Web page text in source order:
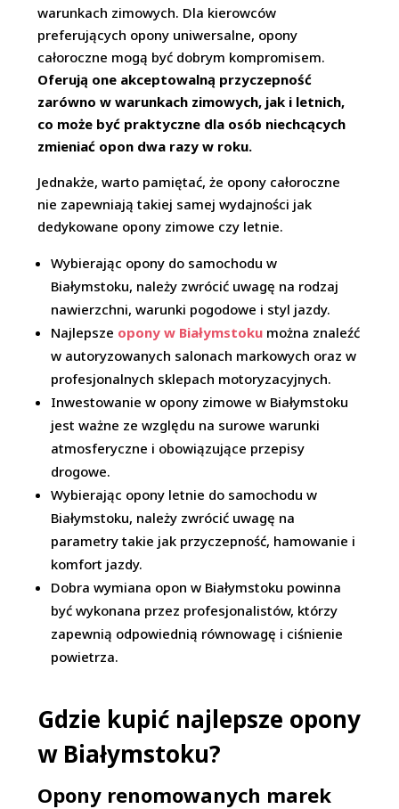
warunkach zimowych. Dla kierowców
preferujących opony uniwersalne, opony
całoroczne mogą być dobrym kompromisem.
Oferują one akceptowalną przyczepność
zarówno w warunkach zimowych, jak i letnich,
co może być praktyczne dla osób niechcących
zmieniać opon dwa razy w roku.
Jednakże, warto pamiętać, że opony całoroczne
nie zapewniają takiej samej wydajności jak
dedykowane opony zimowe czy letnie.
Wybierając opony do samochodu w
Białymstoku, należy zwrócić uwagę na rodzaj
nawierzchni, warunki pogodowe i styl jazdy.
Najlepsze opony w Białymstoku można znaleźć
w autoryzowanych salonach markowych oraz w
profesjonalnych sklepach motoryzacyjnych.
Inwestowanie w opony zimowe w Białymstoku
jest ważne ze względu na surowe warunki
atmosferyczne i obowiązujące przepisy
drogowe.
Wybierając opony letnie do samochodu w
Białymstoku, należy zwrócić uwagę na
parametry takie jak przyczepność, hamowanie i
komfort jazdy.
Dobra wymiana opon w Białymstoku powinna
być wykonana przez profesjonalistów, którzy
zapewnią odpowiednią równowagę i ciśnienie
powietrza.
Gdzie kupić najlepsze opony
w Białymstoku?
Opony renomowanych marek